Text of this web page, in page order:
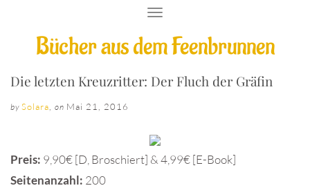
Bücher aus dem Feenbrunnen
T
G
N
G
T
Die letzten Kreuzritter: Der Fluch der Gräfin
by Solara on Mai 21, 2016
Preis: 9,90€ [D, Broschiert] & 4,99€ [E-Book]
Seitenanzahl: 200